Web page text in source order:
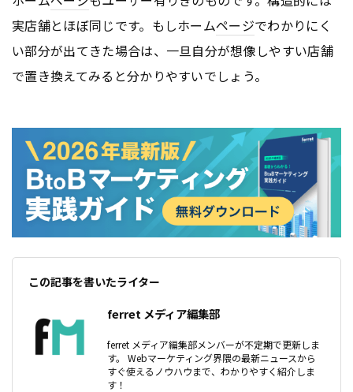
実店舗とほぼ同じです。もしホームページでわかりにく
い部分が出てきた場合は、一旦自分が想像しやすい店舗
で置き換えてみると分かりやすいでしょう。
この記事を書いたライター
ferret メディア編集部
ferret メディア編集部メンバーが不定期で更新しま
す。 Webマーケティング界隈の最新ニュースから
すぐ使えるノウハウまで、わかりやすく紹介しま
す！